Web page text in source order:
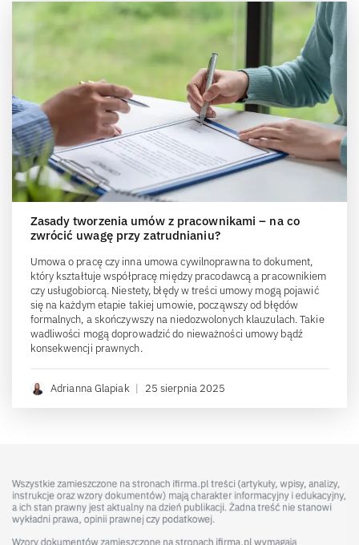
Zasady tworzenia umów z pracownikami – na co
zwrócić uwagę przy zatrudnianiu?
Umowa o pracę czy inna umowa cywilnoprawna to dokument,
który kształtuje współpracę między pracodawcą a pracownikiem
czy usługobiorcą. Niestety, błędy w treści umowy mogą pojawić
się na każdym etapie takiej umowie, począwszy od błędów
formalnych, a skończywszy na niedozwolonych klauzulach. Takie
wadliwości mogą doprowadzić do nieważności umowy bądź
konsekwencji prawnych.
Adrianna Glapiak | 25 sierpnia 2025